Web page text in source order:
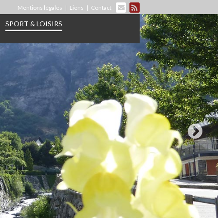
Mentions légales Liens Contact
SPORT & LOISIRS